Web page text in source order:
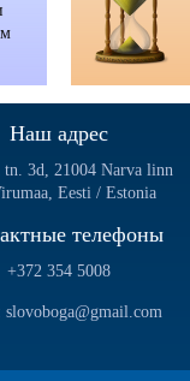
Наш адрес
3d, 21004 Narva linn
Eesti / Estonia
телефоны
+372 354 5008